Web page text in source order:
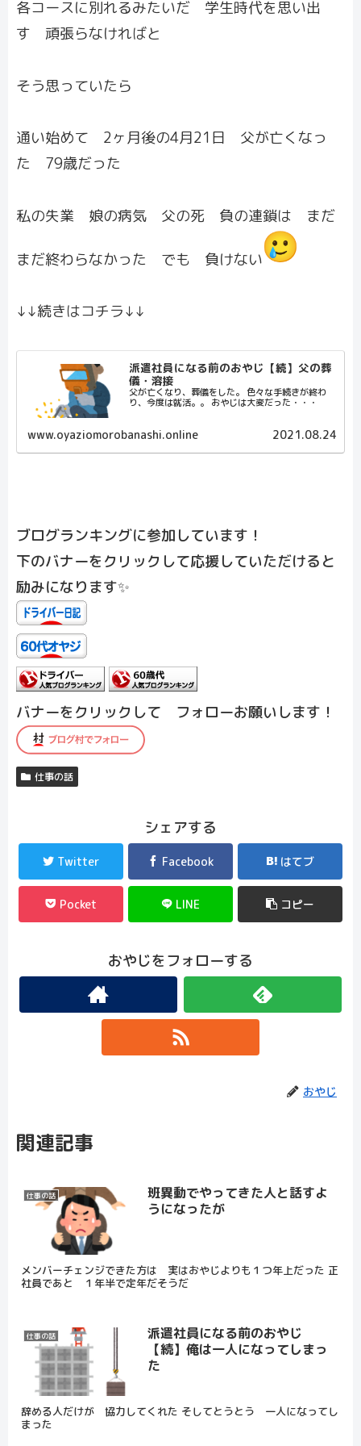
各コースに別れるみたいだ 学生時代を思い出
す 頑張らなければと
そう思っていたら
通い始めて 2ヶ月後の4月21日 父が亡くなっ
た 79歳だった
私の失業 娘の病気 父の死 負の連鎖は まだ
まだ終わらなかった でも 負けない
↓↓続きはコチラ↓↓
派遣社員になる前のおやじ【続】父の葬
儀・溶接
父が亡くなり、葬儀をした。 色々な手続きが終わ
り、今度は就活。。 おやじは大変だった・・・
www.oyaziomorobanashi.online 2021.08.24
ブログランキングに参加しています！
下のバナーをクリックして応援していただけると
励みになります✨
バナーをクリックして フォローお願いします！
仕事の話
シェアする
Twitter Facebook はてブ
Pocket LINE コピー
おやじをフォローする
おやじ
関連記事
仕事の話
班異動でやってきた人と話すよ
うになったが
メンバーチェンジできた方は 実はおやじよりも１つ年上だった 正
社員であと １年半で定年だそうだ
仕事の話
派遣社員になる前のおやじ
【続】俺は一人になってしまっ
た
辞める人だけが 協力してくれた そしてとうとう 一人になってし
まった